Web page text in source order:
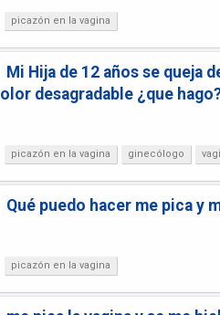
picazón en la vagina
Mi Hija de 12 años se queja
olor desagradable ¿que
picazón en la vagina ginecólogo
Qué puedo hacer me pica y
picazón en la vagina